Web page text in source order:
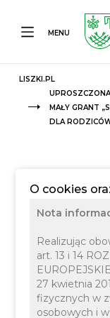
MENU
LISZKI.PL
MAŁY GRANT
DLA
O cookies
Nota
Realizując
art. 13 i 14
27 kwietnia
fizycznych w
osobowych i